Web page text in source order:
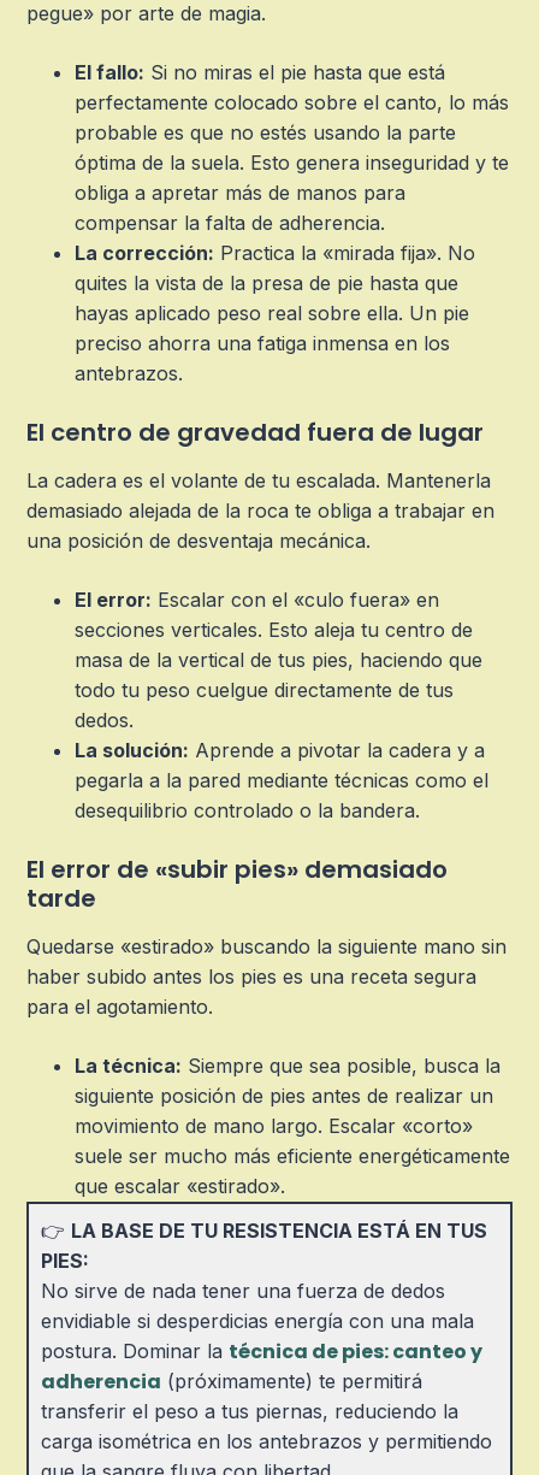
pegue» por arte de magia.
El fallo: Si no miras el pie hasta que está
perfectamente colocado sobre el canto, lo más
probable es que no estés usando la parte
óptima de la suela. Esto genera inseguridad y te
obliga a apretar más de manos para
compensar la falta de adherencia.
La corrección: Practica la «mirada fija». No
quites la vista de la presa de pie hasta que
hayas aplicado peso real sobre ella. Un pie
preciso ahorra una fatiga inmensa en los
antebrazos.
El centro de gravedad fuera de lugar
La cadera es el volante de tu escalada. Mantenerla
demasiado alejada de la roca te obliga a trabajar en
una posición de desventaja mecánica.
El error: Escalar con el «culo fuera» en
secciones verticales. Esto aleja tu centro de
masa de la vertical de tus pies, haciendo que
todo tu peso cuelgue directamente de tus
dedos.
La solución: Aprende a pivotar la cadera y a
pegarla a la pared mediante técnicas como el
desequilibrio controlado o la bandera.
El error de «subir pies» demasiado
tarde
Quedarse «estirado» buscando la siguiente mano sin
haber subido antes los pies es una receta segura
para el agotamiento.
La técnica: Siempre que sea posible, busca la
siguiente posición de pies antes de realizar un
movimiento de mano largo. Escalar «corto»
suele ser mucho más eficiente energéticamente
que escalar «estirado».
👉 LA BASE DE TU RESISTENCIA ESTÁ EN TUS
PIES:
No sirve de nada tener una fuerza de dedos
envidiable si desperdicias energía con una mala
postura. Dominar la técnica de pies: canteo y
adherencia (próximamente) te permitirá
transferir el peso a tus piernas, reduciendo la
carga isométrica en los antebrazos y permitiendo